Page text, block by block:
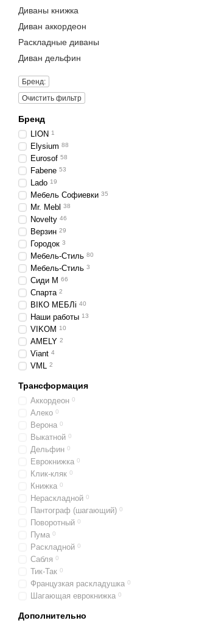
Диваны книжка
Диван аккордеон
Раскладные диваны
Диван дельфин
Бренд:
Очистить фильтр
Бренд
LION 1
Elysium 88
Eurosof 58
Fabene 53
Lado 19
Мебель Софиевки 35
Mr. Mebl 38
Novelty 46
Верзин 29
Городок 3
Мебель-Стиль 80
Мебель-Стиль 3
Сиди М 66
Спарта 2
ВІКО МЕБЛі 40
Наши работы 13
VIKOM 10
AMELY 2
Viant 4
VML 2
Трансформация
Аккордеон 0
Алеко 0
Верона 0
Выкатной 0
Дельфин 0
Еврокнижка 0
Клик-кляк 0
Книжка 0
Нераскладной 0
Пантограф (шагающий) 0
Поворотный 0
Пума 0
Раскладной 0
Сабля 0
Тик-Так 0
Французкая раскладушка 0
Шагающая еврокнижка 0
Дополнительно